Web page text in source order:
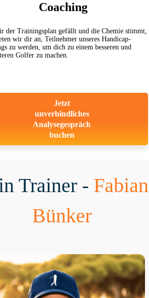
Coaching
der Trainingsplan gefällt und die Chemie stimmt,
wir dir an, Teilnehmer unseres Handicap-
zu werden, um dich zu einem besseren und
Golfer zu machen.
Jetzt
unverbindliches
Analysegespräch
buchen
Trainer - Fabian
Bünker